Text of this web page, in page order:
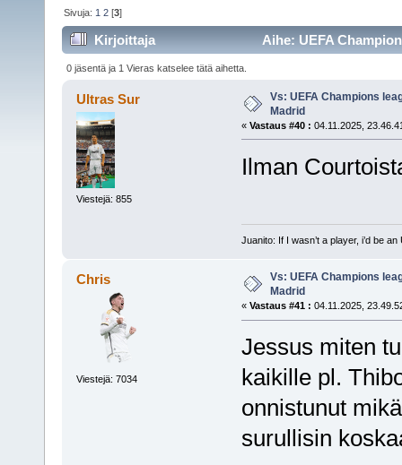
Sivuja: 1 2 [3]
Kirjoittaja Aihe: UEFA
0 jäsentä ja 1 Vieras katselee tätä aihetta.
Ultras Sur
Viestejä: 855
Vs: UEFA Champions
Madrid
« Vastaus #40 : 04.11.2025,
Ilman
Juanito: If I wasn’t a player, i’d be an
Chris
Viestejä: 7034
Vs: UEFA Champions
Madrid
« Vastaus #41 : 04.11.2025,
Jessus miten
kaikille pl.
onnistunut
surullisin